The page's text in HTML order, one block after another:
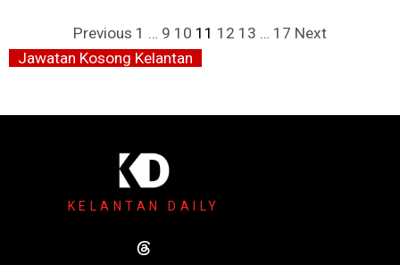
Previous 1 … 9 10 11 12 13 … 17 Next
Jawatan Kosong Kelantan
KELANTAN DAILY